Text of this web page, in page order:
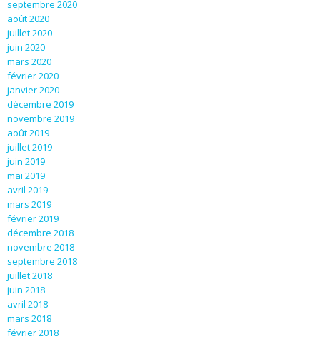
septembre 2020
août 2020
juillet 2020
juin 2020
mars 2020
février 2020
janvier 2020
décembre 2019
novembre 2019
août 2019
juillet 2019
juin 2019
mai 2019
avril 2019
mars 2019
février 2019
décembre 2018
novembre 2018
septembre 2018
juillet 2018
juin 2018
avril 2018
mars 2018
février 2018